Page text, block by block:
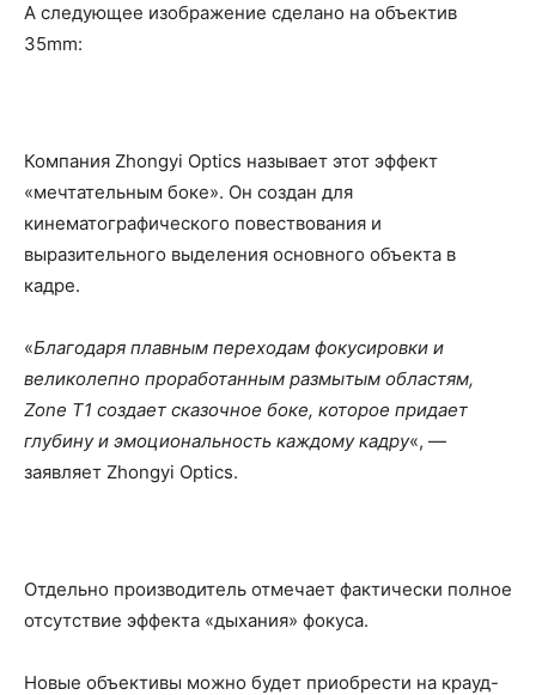
А следующее изображение сделано на объектив
35mm:
Компания Zhongyi Optics называет этот эффект
«мечтательным боке». Он создан для
кинематографического повествования и
выразительного выделения основного объекта в
кадре.
«Благодаря плавным переходам фокусировки и
великолепно проработанным размытым областям,
Zone T1 создает сказочное боке, которое придает
глубину и эмоциональность каждому кадру«, —
заявляет Zhongyi Optics.
Отдельно производитель отмечает фактически полное
отсутствие эффекта «дыхания» фокуса.
Новые объективы можно будет приобрести на крауд-